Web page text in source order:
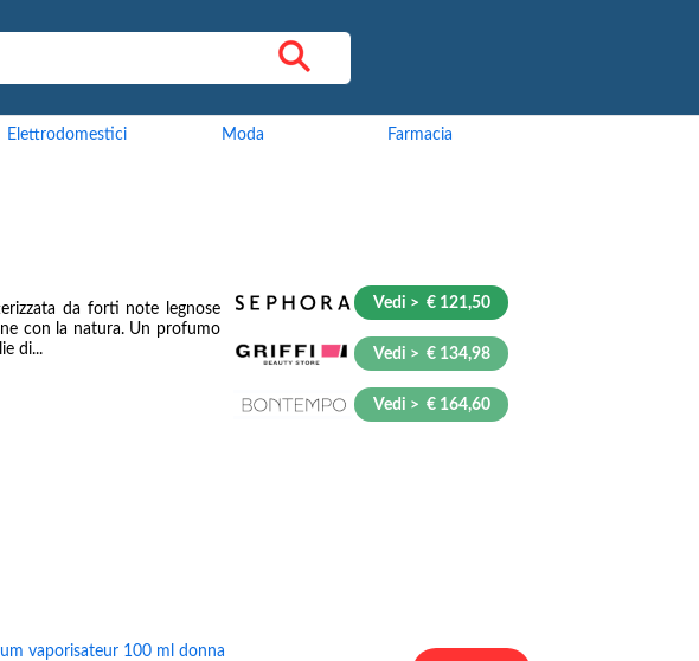
Elettrodomestici Moda Farmacia
da forti note legnose
con la natura. Un profumo
di...
Vedi > € 121,50
Vedi > € 134,98
Vedi > € 164,60
vaporisateur 100 ml donna